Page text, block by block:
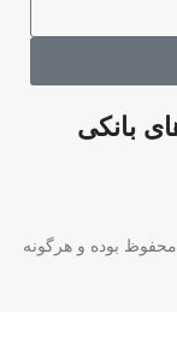
بانکی
بوده و هرگونه